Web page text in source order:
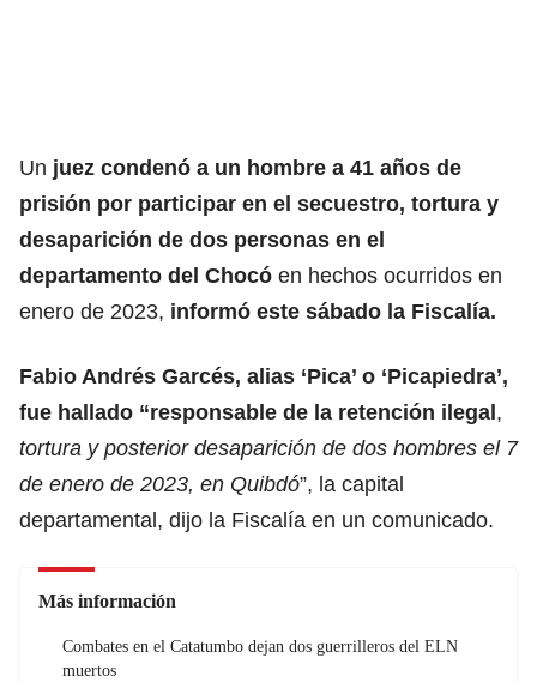
Un juez condenó a un hombre a 41 años de
prisión por participar en el secuestro, tortura y
desaparición de dos personas en el
departamento del Chocó en hechos ocurridos en
enero de 2023, informó este sábado la Fiscalía.
Fabio Andrés Garcés, alias ‘Pica’ o ‘Picapiedra’,
fue hallado “responsable de la retención ilegal ,
tortura y posterior desaparición de dos hombres el 7
de enero de 2023, en Quibdó”, la capital
departamental, dijo la Fiscalía en un comunicado.
Más información
Combates en el Catatumbo dejan dos guerrilleros del ELN
muertos